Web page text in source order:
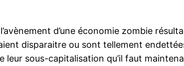
d’une économie zombie
disparaitre ou sont tellement
leur sous-capitalisation qu’il faut